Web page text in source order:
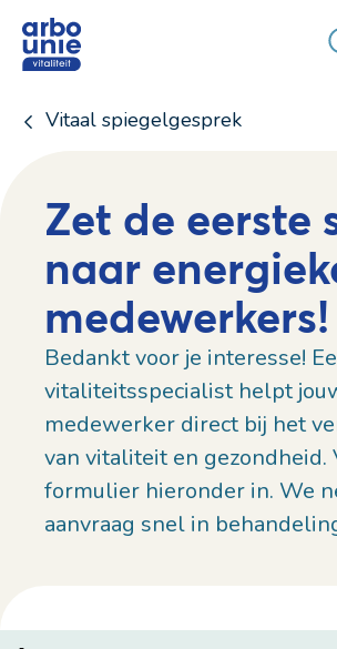
Vitaal spiegelgesprek
Zet de eerste
naar
medewerkers!
Bedankt voor je interesse!
vitaliteitsspecialist helpt
medewerker direct bij het
van vitaliteit en gezondheid.
formulier hieronder in. We
aanvraag snel in